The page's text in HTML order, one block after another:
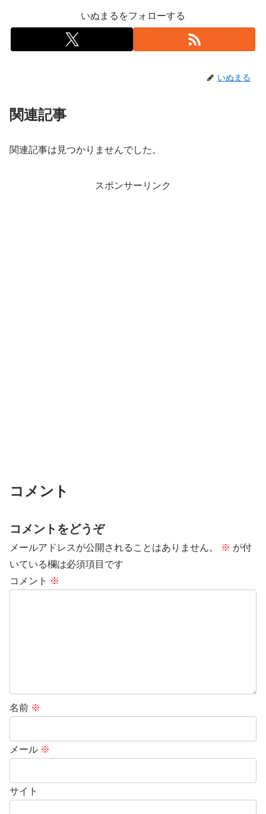
いぬまるをフォローする
いぬまる
関連記事
関連記事は見つかりませんでした。
スポンサーリンク
コメント
コメントをどうぞ
メールアドレスが公開されることはありません。 ※ が付
いている欄は必須項目です
コメント ※
名前 ※
メール ※
サイト